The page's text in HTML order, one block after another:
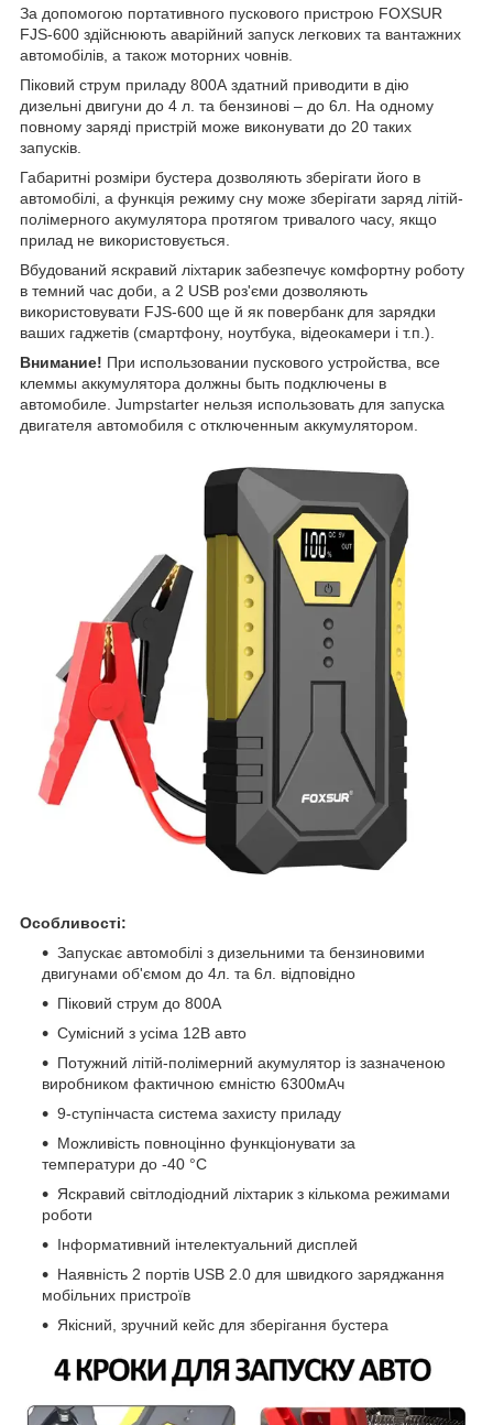
За допомогою портативного пускового пристрою FOXSUR
FJS-600 здійснюють аварійний запуск легкових та вантажних
автомобілів, а також моторних човнів.
Піковий струм приладу 800А здатний приводити в дію
дизельні двигуни до 4 л. та бензинові – до 6л. На одному
повному заряді пристрій може виконувати до 20 таких
запусків.
Габаритні розміри бустера дозволяють зберігати його в
автомобілі, а функція режиму сну може зберігати заряд літій-
полімерного акумулятора протягом тривалого часу, якщо
прилад не використовується.
Вбудований яскравий ліхтарик забезпечує комфортну роботу
в темний час доби, а 2 USB роз'єми дозволяють
використовувати FJS-600 ще й як повербанк для зарядки
ваших гаджетів (смартфону, ноутбука, відеокамери і т.п.).
Внимание! При использовании пускового устройства, все
клеммы аккумулятора должны быть подключены в
автомобиле. Jumpstarter нельзя использовать для запуска
двигателя автомобиля с отключенным аккумулятором.
Особливості:
Запускає автомобілі з дизельними та бензиновими
двигунами об'ємом до 4л. та 6л. відповідно
Піковий струм до 800А
Сумісний з усіма 12В авто
Потужний літій-полімерний акумулятор із зазначеною
виробником фактичною ємністю 6300мАч
9-ступінчаста система захисту приладу
Можливість повноцінно функціонувати за
температури до -40 °C
Яскравий світлодіодний ліхтарик з кількома режимами
роботи
Інформативний інтелектуальний дисплей
Наявність 2 портів USB 2.0 для швидкого заряджання
мобільних пристроїв
Якісний, зручний кейс для зберігання бустера